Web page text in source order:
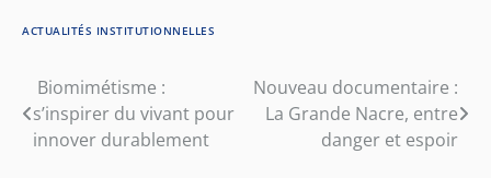
ACTUALITÉS INSTITUTIONNELLES
Navigation
de
Biomimétisme :
s’inspirer du vivant pour
innover durablement
Nouveau documentaire :
La Grande Nacre, entre
danger et espoir